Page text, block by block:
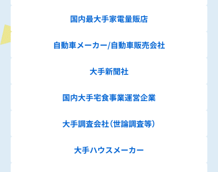
国内最大手家電量販店
自動車メーカー/自動車販売会社
大手新聞社
国内大手宅食事業運営企業
大手調査会社（世論調査等）
大手ハウスメーカー